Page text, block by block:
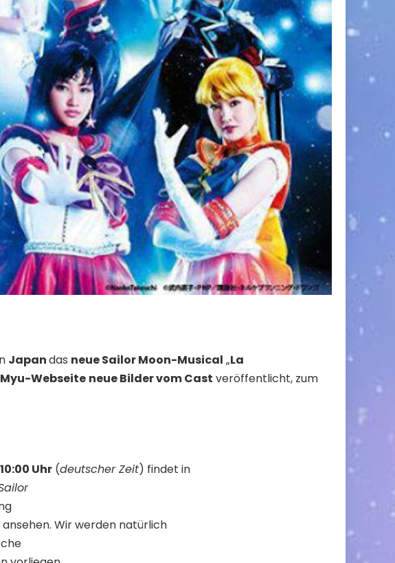
Japandas neue Sailor Moon-Musical „La
Webseite neue Bilder vom Cast veröffentlicht, zum
10:00 Uhr (deutscher Zeit) findet in
ansehen. Wir werden natürlich